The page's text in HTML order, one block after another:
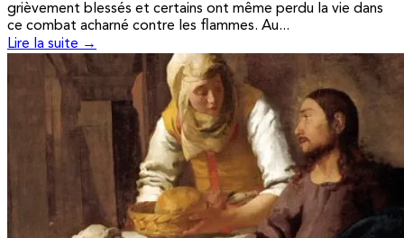
grièvement blessés et certains ont même perdu la vie dans
ce combat acharné contre les flammes. Au...
Lire la suite →